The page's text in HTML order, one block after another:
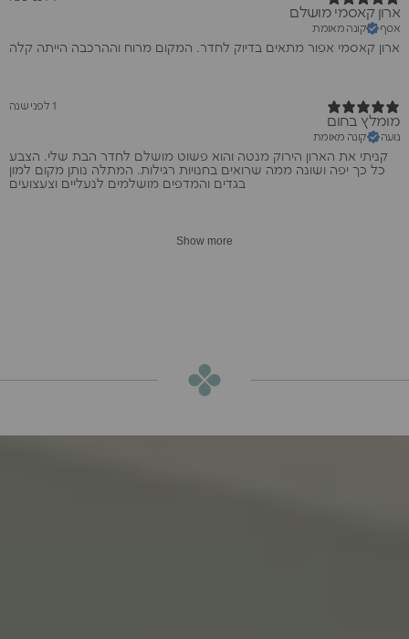
ארון קאסמי מושלם
אסף קונה מאומת
ארון קאסמי אפור מתאים בדיוק לחדר. המקום מרוח וההרכבה הייתה קלה
1 לפני שנה
מומלץ בחום
נועה קונה מאומת
קניתי את הארון הירוק מנטה והוא פשוט מושלם לחדר הבת שלי. הצבע
כל כך יפה ושונה ממה שרואים בחנויות רגילות. המתלה נותן מקום למון
בגדים והמדפים מושלמים לנעליים וצעצועים
Show more